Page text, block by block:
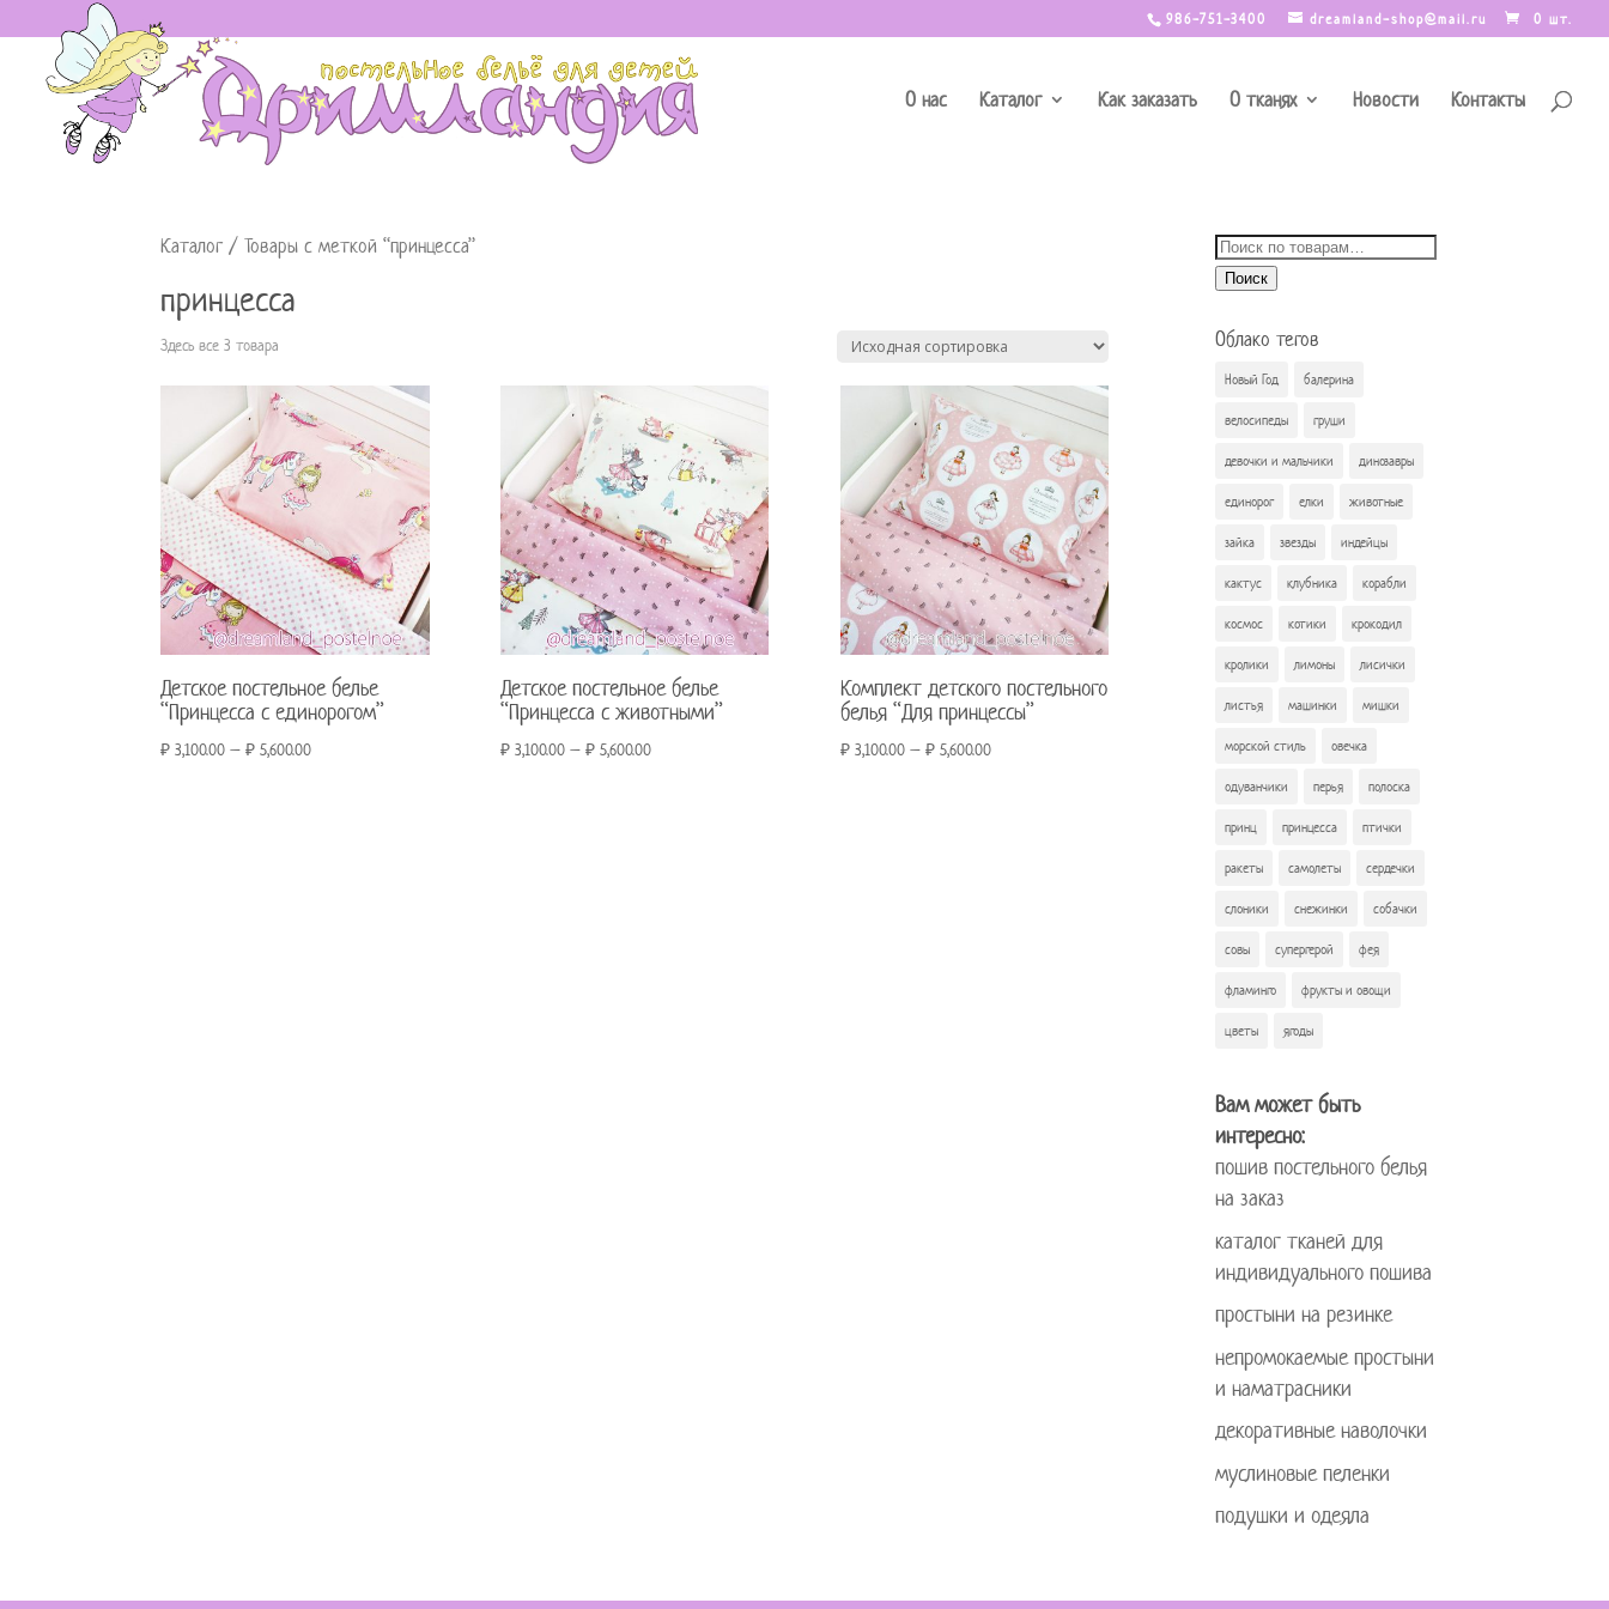
986-751-3400 dreamland-shop@mail.ru 0 шт.
О нас Каталог Как заказать О тканях Новости Контакты
Каталог / Товары с меткой “принцесса”
принцесса
Здесь все 3 товара
Детское постельное белье
“Принцесса с единорогом”
₽ 3,100.00 –₽ 5,600.00
Детское постельное белье
“Принцесса с животными”
₽3,100.00– ₽5,600.00
Комплект детского постельного
белья “Для принцессы”
₽3,100.00– ₽5,600.00
Искать:
Поиск
Облако тегов
Новый Год балерина
велосипеды груши
девочки и мальчики динозавры
единорог елки животные
зайка звезды индейцы
кактус клубника корабли
космос котики крокодил
кролики лимоны лисички
листья машинки мишки
морской стиль овечка
одуванчики перья полоска
принц принцесса птички
ракеты самолеты сердечки
слоники снежинки собачки
совы супергерой фея
фламинго фрукты и овощи
цветы ягоды
Вам может быть
интересно:
пошив постельного белья
на заказ
каталог тканей для
индивидуального пошива
простыни на резинке
непромокаемые простыни
и наматрасники
декоративные наволочки
муслиновые пеленки
подушки и одеяла